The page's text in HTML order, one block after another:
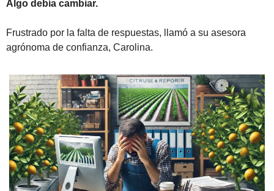
Algo debía cambiar.
Frustrado por la falta de respuestas, llamó a su asesora
agrónoma de confianza, Carolina.